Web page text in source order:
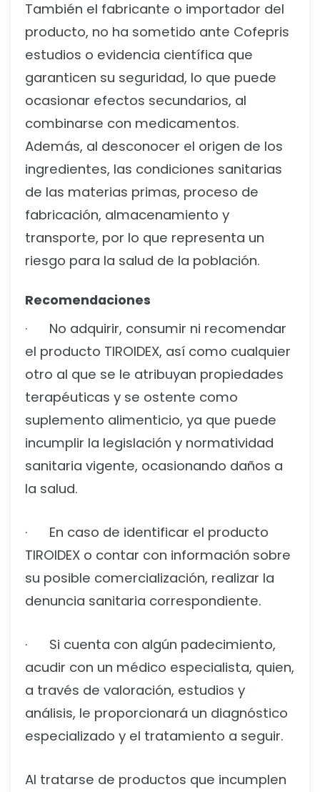
También el fabricante o importador del
producto, no ha sometido ante Cofepris
estudios o evidencia científica que
garanticen su seguridad, lo que puede
ocasionar efectos secundarios, al
combinarse con medicamentos.
Además, al desconocer el origen de los
ingredientes, las condiciones sanitarias
de las materias primas, proceso de
fabricación, almacenamiento y
transporte, por lo que representa un
riesgo para la salud de la población.
Recomendaciones
· No adquirir, consumir ni recomendar
el producto TIROIDEX, así como cualquier
otro al que se le atribuyan propiedades
terapéuticas y se ostente como
suplemento alimenticio, ya que puede
incumplir la legislación y normatividad
sanitaria vigente, ocasionando daños a
la salud.
· En caso de identificar el producto
TIROIDEX o contar con información sobre
su posible comercialización, realizar la
denuncia sanitaria correspondiente.
· Si cuenta con algún padecimiento,
acudir con un médico especialista, quien,
a través de valoración, estudios y
análisis, le proporcionará un diagnóstico
especializado y el tratamiento a seguir.
Al tratarse de productos que incumplen